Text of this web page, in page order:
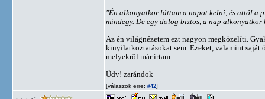
"Én alkonyatkor láttam a napot kelni, és attól a
mindegy. De egy dolog biztos, a nap alkonyatkor
Az én világnézetem ezt nagyon megközelíti.
kinyilatkoztatásokat sem. Ezeket, valamint saját
melyekről már írtam.
Üdv! zarándok
[válaszok erre: #42]